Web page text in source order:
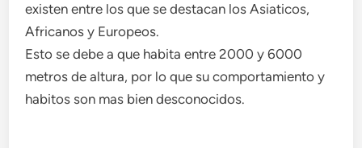
existen entre los que se destacan los Asiaticos,
Africanos y Europeos.
Esto se debe a que habita entre 2000 y 6000
metros de altura, por lo que su comportamiento y
habitos son mas bien desconocidos.